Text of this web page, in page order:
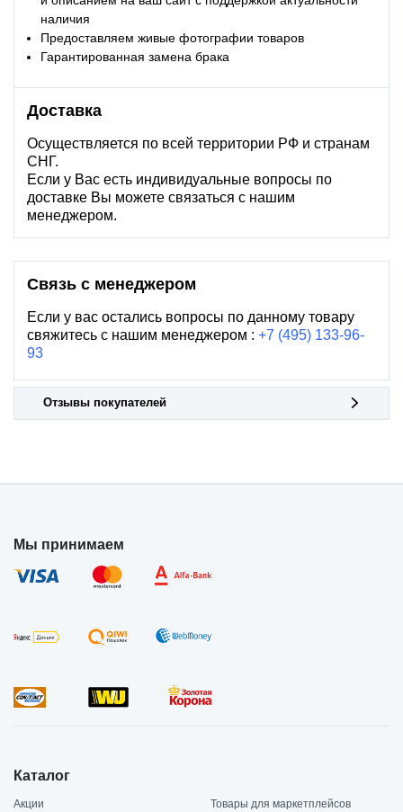
наличия
Предоставляем живые фотографии товаров
Гарантированная замена брака
Доставка
Осуществляется по всей территории РФ и странам
СНГ.
Если у Вас есть индивидуальные вопросы по
доставке Вы можете связаться с нашим
менеджером.
Связь с менеджером
Если у вас остались вопросы по данному товару
свяжитесь с нашим менеджером : +7 (495) 133-96-
93
Отзывы покупателей
Мы принимаем
Каталог
Акции
Товары для маркетплейсов